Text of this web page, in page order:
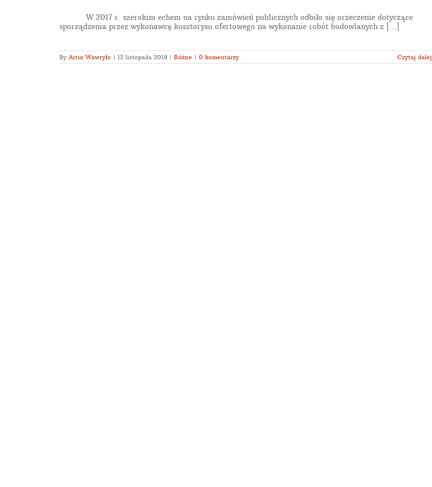
W 2017 r. szerokim echem na rynku zamówień publicznych odbiło się orzeczenie dotyczące
sporządzenia przez wykonawcę kosztorysu ofertowego na wykonanie robót budowlanych z [...]
By Artur Wawryło | 12 listopada 2019 | Różne | 0 komentarzy Czytaj dalej